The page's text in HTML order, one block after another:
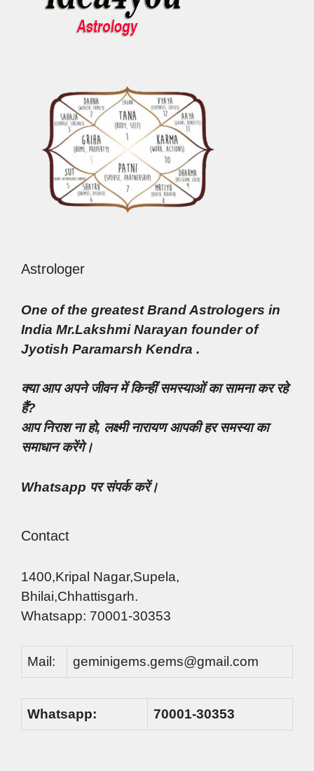
Astrologer
One of the greatest Brand Astrologers in
India Mr.Lakshmi Narayan founder of
Jyotish Paramarsh Kendra .
क्या आप अपने जीवन में किन्हीं समस्याओं का सामना कर रहे
हैं?
आप निराश ना हो, लक्ष्मी नारायण आपकी हर समस्या का
समाधान करेंगे।
Whatsapp पर संपर्क करें।
Contact
1400,Kripal Nagar,Supela,
Bhilai,Chhattisgarh.
Whatsapp: 70001-30353
Mail: geminigems.gems@gmail.com
Whatsapp: 70001-30353